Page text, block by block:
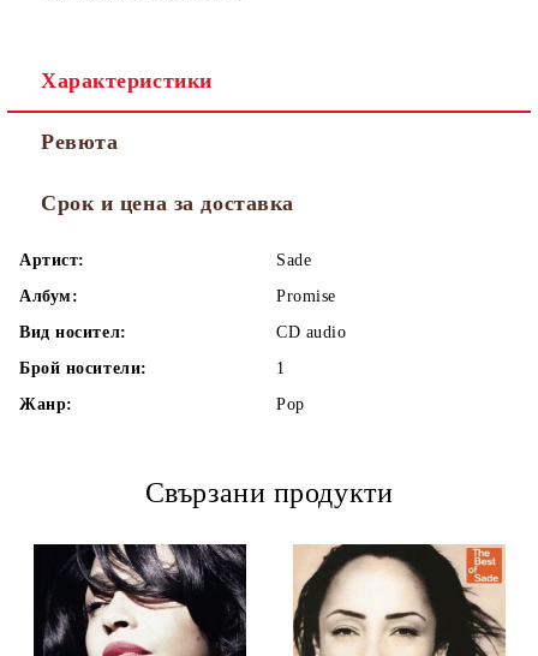
Характеристики
Ревюта
Срок и цена за доставка
Артист:
Sade
Албум:
Promise
Вид носител:
CD audio
Брой носители:
1
Жанр:
Pop
Свързани продукти